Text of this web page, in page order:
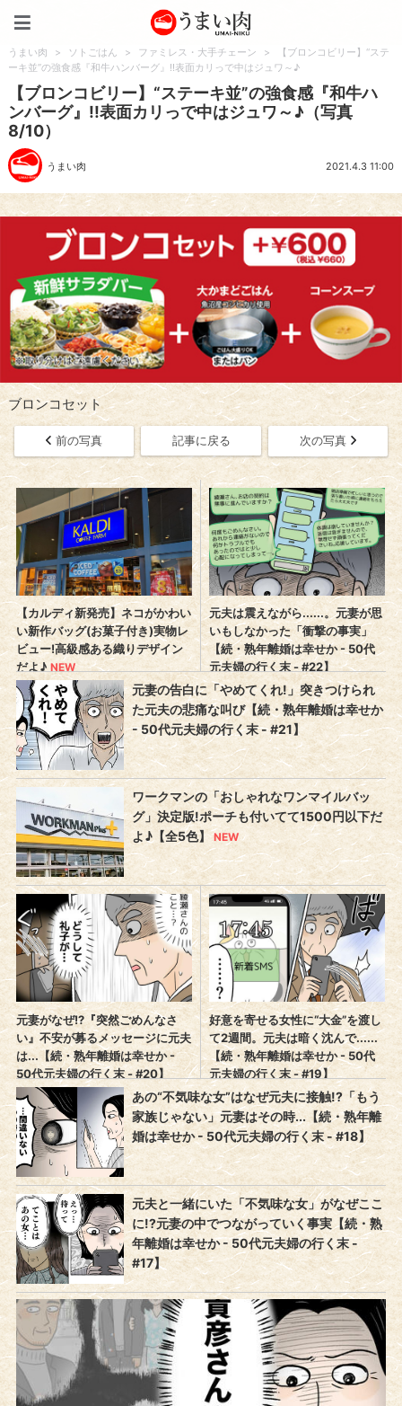
うまい肉 > ソトごはん > ファミレス・大手チェーン >
【ブロンコビリー】“ステ
ーキ並”の強食感『和牛ハンバーグ』!!表面カリっで中はジュワ～♪
【ブロンコビリー】“ステーキ並”の強食感『和牛ハ
ンバーグ』!!表面カリっで中はジュワ～♪（写真
8/10）
うまい肉 2021.4.3 11:00
ブロンコセット
前の写真 記事に戻る 次の写真